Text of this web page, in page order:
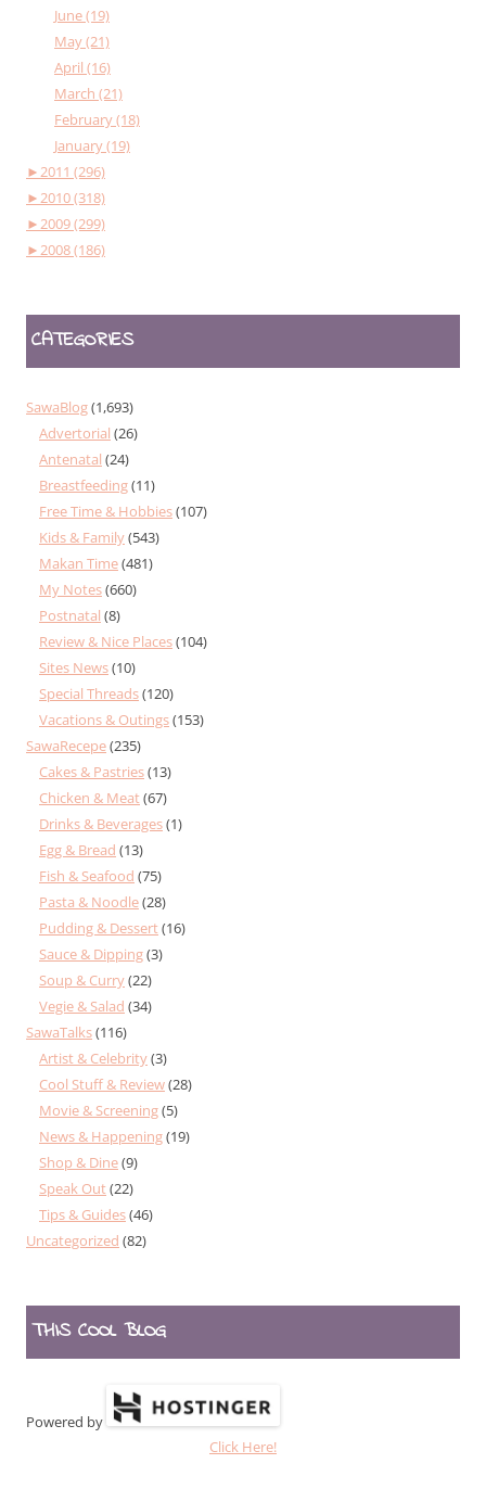
June (19)
May (21)
April (16)
March (21)
February (18)
January (19)
►2011 (296)
►2010 (318)
►2009 (299)
►2008 (186)
CATEGORIES
SawaBlog(1,693)
Advertorial (26)
Antenatal (24)
Breastfeeding(11)
Free Time & Hobbies(107)
Kids & Family(543)
Makan Time(481)
My Notes(660)
Postnatal (8)
Review & Nice Places(104)
Sites News(10)
Special Threads(120)
Vacations & Outings(153)
SawaRecepe(235)
Cakes & Pastries(13)
Chicken & Meat(67)
Drinks & Beverages(1)
Egg & Bread (13)
Fish & Seafood (75)
Pasta & Noodle(28)
Pudding & Dessert(16)
Sauce & Dipping(3)
Soup & Curry(22)
Vegie & Salad (34)
SawaTalks(116)
Artist & Celebrity(3)
Cool Stuff & Review(28)
Movie & Screening(5)
News & Happening(19)
Shop & Dine(9)
Speak Out(22)
Tips & Guides(46)
Uncategorized (82)
THIS COOL BLOG
Powered by
Click Here!